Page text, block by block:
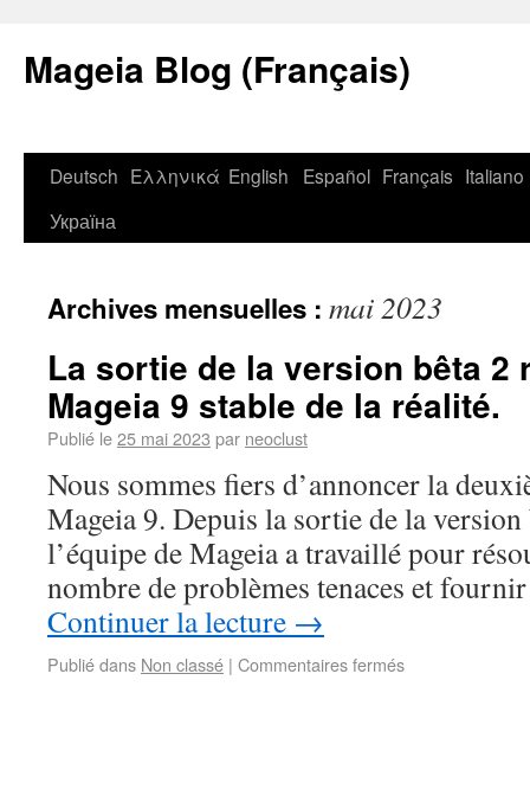
Mageia Blog (Français)
Deutsch Ελληνικά English Español Français Italiano
Україна
Archives mensuelles : mai 2023
La sortie de la version bêta 2
Mageia 9 stable de la réalité.
Publié le25 mai 2023 par neoclust
Nous sommes fiers d’annoncer la
Mageia 9. Depuis la sortie de la
l’équipe de Mageia a travaillé pour
nombre de problèmes tenaces et
Continuer la lecture →
Publié dans Non classé | Commentaires fermés